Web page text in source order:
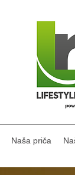
Naša priča